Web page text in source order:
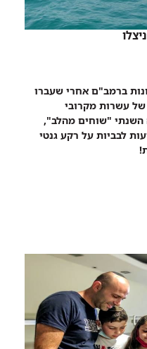
ברמב"ם אחרי שעברו
עשרות מקרובי
"שוחים מהלב",
לבביות על רקע גנטי